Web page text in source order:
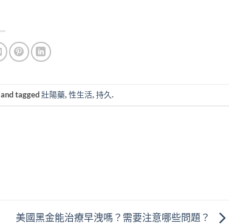
and tagged壯陽藥,性生活,持久.
美國黑金能治療早洩嗎？需要注意哪些問題？